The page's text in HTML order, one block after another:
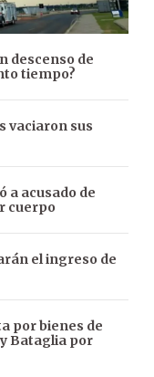
descenso de
tiempo?
vaciaron sus
a acusado de
cuerpo
el ingreso de
por bienes de
Bataglia por